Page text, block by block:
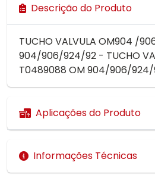
Descrição do Produto
TUCHO VALVULA OM904 /
904/906/924/92 - TUCHO
T0489088 OM 904/906/924/
Aplicações do Produto
Informações Técnicas